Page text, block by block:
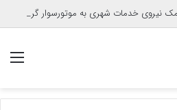
روایتی از جنس انسانیت؛ کمک نیروی خدمات شهری به موتورسوار گرفتار